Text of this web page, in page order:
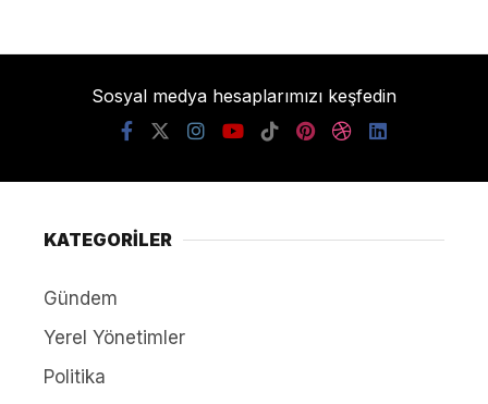
Sosyal medya hesaplarımızı keşfedin
KATEGORİLER
Gündem
Yerel Yönetimler
Politika